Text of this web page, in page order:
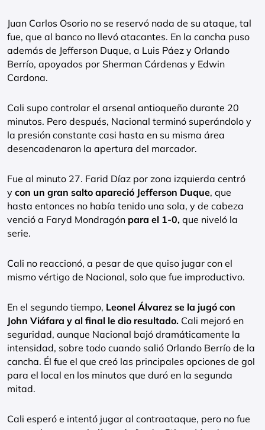
Juan Carlos Osorio no se reservó nada de su ataque, tal
fue, que al banco no llevó atacantes. En la cancha puso
además de Jefferson Duque, a Luis Páez y Orlando
Berrío, apoyados por Sherman Cárdenas y Edwin
Cardona.
Cali supo controlar el arsenal antioqueño durante 20
minutos. Pero después, Nacional terminó superándolo y
la presión constante casi hasta en su misma área
desencadenaron la apertura del marcador.
Fue al minuto 27. Farid Díaz por zona izquierda centró
y con un gran salto apareció Jefferson Duque, que
hasta entonces no había tenido una sola, y de cabeza
venció a Faryd Mondragón para el 1-0, que niveló la
serie.
Cali no reaccionó, a pesar de que quiso jugar con el
mismo vértigo de Nacional, solo que fue improductivo.
En el segundo tiempo, Leonel Álvarez se la jugó con
John Viáfara y al final le dio resultado. Cali mejoró en
seguridad, aunque Nacional bajó dramáticamente la
intensidad, sobre todo cuando salió Orlando Berrío de la
cancha. Él fue el que creó las principales opciones de gol
para el local en los minutos que duró en la segunda
mitad.
Cali esperó e intentó jugar al contraataque, pero no fue